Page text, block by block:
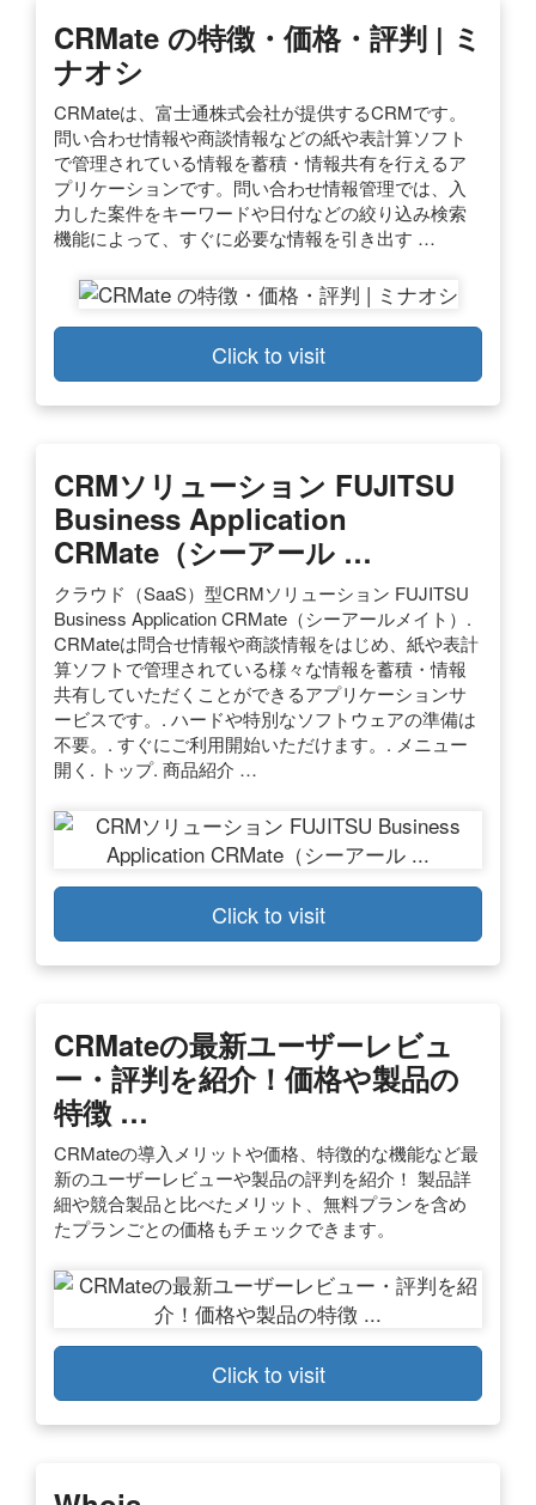
CRMate の特徴・価格・評判 | ミ
ナオシ
CRMateは、富士通株式会社が提供するCRMです。
問い合わせ情報や商談情報などの紙や表計算ソフト
で管理されている情報を蓄積・情報共有を行えるア
プリケーションです。問い合わせ情報管理では、入
力した案件をキーワードや日付などの絞り込み検索
機能によって、すぐに必要な情報を引き出す …
Click to visit
CRMソリューション FUJITSU
Business Application
CRMate（シーアール …
クラウド（SaaS）型CRMソリューション FUJITSU
Business Application CRMate（シーアールメイト）.
CRMateは問合せ情報や商談情報をはじめ、紙や表計
算ソフトで管理されている様々な情報を蓄積・情報
共有していただくことができるアプリケーションサ
ービスです。. ハードや特別なソフトウェアの準備は
不要。. すぐにご利用開始いただけます。. メニュー
開く. トップ. 商品紹介 …
Click to visit
CRMateの最新ユーザーレビュ
ー・評判を紹介！価格や製品の
特徴 …
CRMateの導入メリットや価格、特徴的な機能など最
新のユーザーレビューや製品の評判を紹介！ 製品詳
細や競合製品と比べたメリット、無料プランを含め
たプランごとの価格もチェックできます。
Click to visit